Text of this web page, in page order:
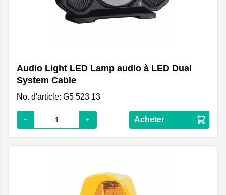
Audio Light LED Lamp audio à LED Dual
System Cable
No. d'article: G5 523 13
Acheter